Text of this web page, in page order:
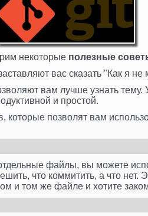
некоторые полезные
вас сказать "Как я не
вам лучше узнать тему.
и простой.
которые позволят вам
файлы, вы можете
что коммитить, а что нет.
и том же файле и хотите